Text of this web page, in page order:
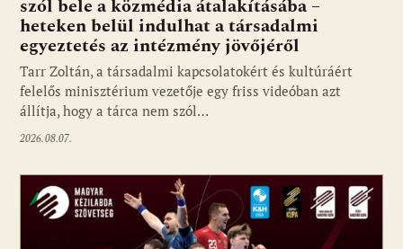
Fotó: media1.hu
szól bele a közmédia átalakításába –
heteken belül indulhat a társadalmi
egyeztetés az intézmény jövőjéről
Tarr Zoltán, a társadalmi kapcsolatokért és kultúráért
felelős minisztérium vezetője egy friss videóban azt
állítja, hogy a tárca nem szól…
2026.08.07.